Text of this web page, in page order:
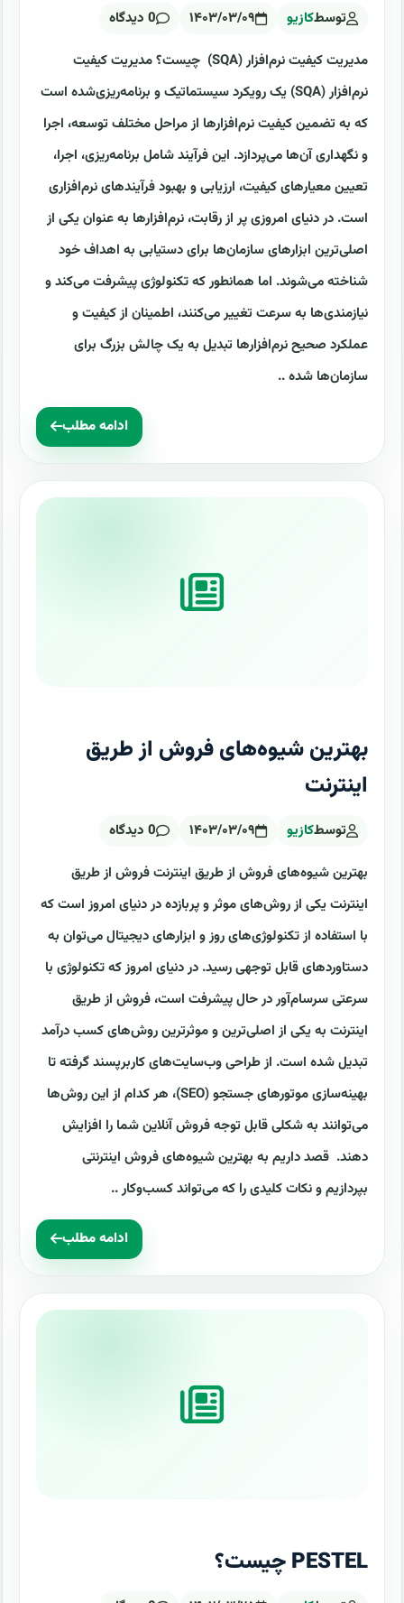
توسطکازیو ۱۴۰۳/۰۳/۰۹ 0 دیدگاه
مدیریت کیفیت نرم‌افزار (SQA) چیست؟ مدیریت کیفیت
نرم‌افزار (SQA) یک رویکرد سیستماتیک و برنامه‌ریزی‌شده است
که به تضمین کیفیت نرم‌افزارها از مراحل مختلف توسعه، اجرا
و نگهداری آن‌ها می‌پردازد. این فرآیند شامل برنامه‌ریزی، اجرا،
تعیین معیارهای کیفیت، ارزیابی و بهبود فرآیندهای نرم‌افزاری
است. در دنیای امروزی پر از رقابت، نرم‌افزارها به عنوان یکی از
اصلی‌ترین ابزارهای سازمان‌ها برای دستیابی به اهداف خود
شناخته می‌شوند. اما همانطور که تکنولوژی پیشرفت می‌کند و
نیازمندی‌ها به سرعت تغییر می‌کنند، اطمینان از کیفیت و
عملکرد صحیح نرم‌افزارها تبدیل به یک چالش بزرگ برای
سازمان‌ها شده ..
ادامه مطلب
بهترین شیوه‌های فروش از طریق
اینترنت
توسطکازیو ۱۴۰۳/۰۳/۰۹ 0 دیدگاه
بهترین شیوه‌های فروش از طریق اینترنت فروش از طریق
اینترنت یکی از روش‌های موثر و پربازده در دنیای امروز است که
با استفاده از تکنولوژی‌های روز و ابزارهای دیجیتال می‌توان به
دستاوردهای قابل توجهی رسید. در دنیای امروز که تکنولوژی با
سرعتی سرسام‌آور در حال پیشرفت است، فروش از طریق
اینترنت به یکی از اصلی‌ترین و موثرترین روش‌های کسب درآمد
تبدیل شده است. از طراحی وب‌سایت‌های کاربرپسند گرفته تا
بهینه‌سازی موتورهای جستجو (SEO)، هر کدام از این روش‌ها
می‌توانند به شکلی قابل توجه فروش آنلاین شما را افزایش
دهند. قصد داریم به بهترین شیوه‌های فروش اینترنتی
بپردازیم و نکات کلیدی را که می‌تواند کسب‌وکار ..
ادامه مطلب
PESTEL چیست؟